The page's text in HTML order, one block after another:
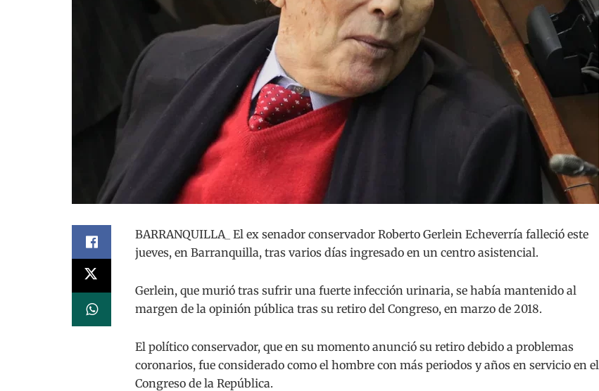
BARRANQUILLA_ El ex senador conservador Roberto Gerlein Echeverría falleció este
jueves, en Barranquilla, tras varios días ingresado en un centro asistencial.
Gerlein, que murió tras sufrir una fuerte infección urinaria, se había mantenido al
margen de la opinión pública tras su retiro del Congreso, en marzo de 2018.
El político conservador, que en su momento anunció su retiro debido a problemas
coronarios, fue considerado como el hombre con más periodos y años en servicio en el
Congreso de la República.